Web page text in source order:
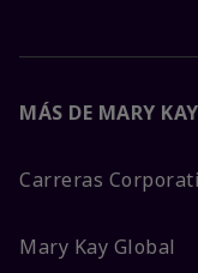
MÁS DE MARY KAY
Carreras
Mary Kay Global